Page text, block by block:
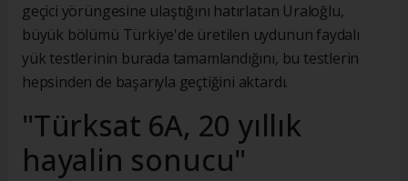
geçici yörüngesine ulaştığını hatırlatan Uraloğlu,
büyük bölümü Türkiye'de üretilen uydunun faydalı
yük testlerinin burada tamamlandığını, bu testlerin
hepsinden de başarıyla geçtiğini aktardı.
"Türksat 6A, 20 yıllık
hayalin sonucu"